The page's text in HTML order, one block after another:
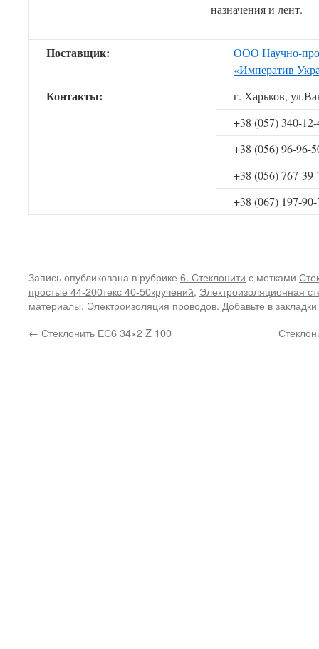
назначения и лент.
Поставщик:
ООО Научно-
«Императив
Контакты:
г. Харьков,
+38 (057) 340-
+38 (056) 96-96-
+38 (056) 767-
+38 (067) 197-
Запись опубликована в рубрике 6. Стеклонити с метками
простые 44-200текс 40-50кручений, Электроизоляционная
материалы, Электроизоляция проводов. Добавьте в закладки
← Стеклонить ЕС6 34×2 Z 100